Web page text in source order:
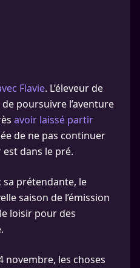
Flavie. L’éleveur de
poursuivre l’aventure
avoir laissé partir
de ne pas continuer
est dans le pré.
sa prétendante, le
saison de l’émission
loisir pour des
novembre, les choses